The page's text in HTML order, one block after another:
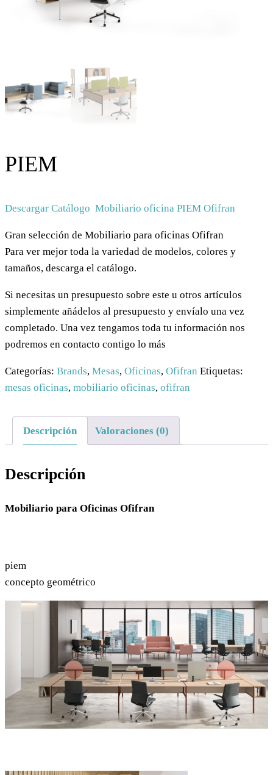
PIEM
Descargar Catálogo Mobiliario oficina PIEM Ofifran
Gran selección de Mobiliario para oficinas Ofifran
Para ver mejor toda la variedad de modelos, colores y
tamaños, descarga el catálogo.
Si necesitas un presupuesto sobre este u otros artículos
simplemente añádelos al presupuesto y envíalo una vez
completado. Una vez tengamos toda tu información nos
podremos en contacto contigo lo más
Categorías: Brands, Mesas, Oficinas, Ofifran Etiquetas:
mesas oficinas, mobiliario oficinas, ofifran
Descripción Valoraciones (0)
Descripción
Mobiliario para Oficinas Ofifran
piem
concepto geométrico